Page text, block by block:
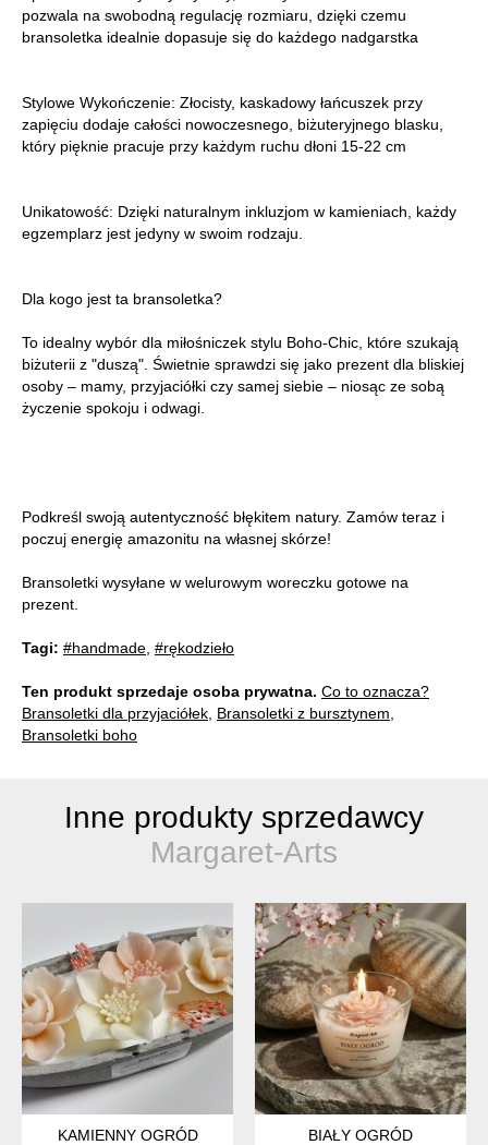
pozwala na swobodną regulację rozmiaru, dzięki czemu
bransoletka idealnie dopasuje się do każdego nadgarstka
Stylowe Wykończenie: Złocisty, kaskadowy łańcuszek przy
zapięciu dodaje całości nowoczesnego, biżuteryjnego blasku,
który pięknie pracuje przy każdym ruchu dłoni 15-22 cm
Unikatowość: Dzięki naturalnym inkluzjom w kamieniach, każdy
egzemplarz jest jedyny w swoim rodzaju.
Dla kogo jest ta bransoletka?
To idealny wybór dla miłośniczek stylu Boho-Chic, które szukają
biżuterii z "duszą". Świetnie sprawdzi się jako prezent dla bliskiej
osoby – mamy, przyjaciółki czy samej siebie – niosąc ze sobą
życzenie spokoju i odwagi.
Podkreśl swoją autentyczność błękitem natury. Zamów teraz i
poczuj energię amazonitu na własnej skórze!
Bransoletki wysyłane w welurowym woreczku gotowe na
prezent.
Tagi: #handmade #rękodzieło
Ten produkt sprzedaje osoba prywatna. Co to oznacza?
Bransoletki dla przyjaciółek Bransoletki z bursztynem
Bransoletki boho
Inne produkty sprzedawcy
Margaret-Arts
KAMIENNY OGRÓD
BIAŁY OGRÓD